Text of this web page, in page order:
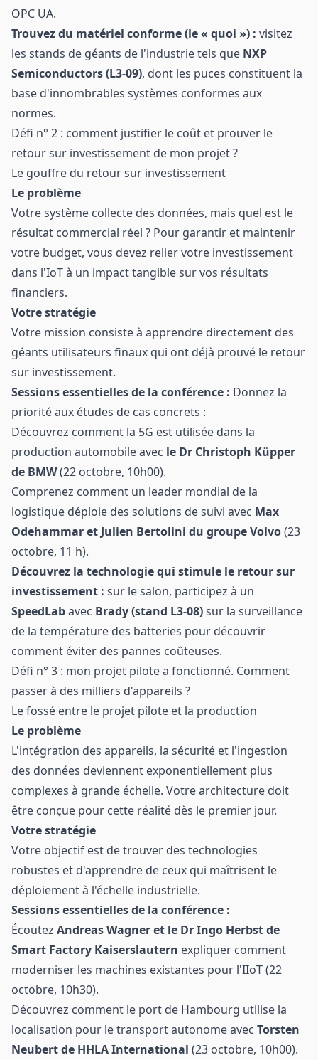
OPC UA.
Trouvez du matériel conforme (le « quoi ») : visitez
les stands de géants de l'industrie tels que NXP
Semiconductors (L3-09), dont les puces constituent la
base d'innombrables systèmes conformes aux
normes.
Défi n° 2 : comment justifier le coût et prouver le
retour sur investissement de mon projet ?
Le gouffre du retour sur investissement
Le problème
Votre système collecte des données, mais quel est le
résultat commercial réel ? Pour garantir et maintenir
votre budget, vous devez relier votre investissement
dans l'IoT à un impact tangible sur vos résultats
financiers.
Votre stratégie
Votre mission consiste à apprendre directement des
géants utilisateurs finaux qui ont déjà prouvé le retour
sur investissement.
Sessions essentielles de la conférence : Donnez la
priorité aux études de cas concrets :
Découvrez comment la 5G est utilisée dans la
production automobile avec le Dr Christoph Küpper
de BMW(22 octobre, 10h00).
Comprenez comment un leader mondial de la
logistique déploie des solutions de suivi avec Max
Odehammar et Julien Bertolini du groupe Volvo(23
octobre, 11 h).
Découvrez la technologie qui stimule le retour sur
investissement : sur le salon, participez à un
SpeedLabavec Brady (stand L3-08)sur la surveillance
de la température des batteries pour découvrir
comment éviter des pannes coûteuses.
Défi n° 3 : mon projet pilote a fonctionné. Comment
passer à des milliers d'appareils ?
Le fossé entre le projet pilote et la production
Le problème
L'intégration des appareils, la sécurité et l'ingestion
des données deviennent exponentiellement plus
complexes à grande échelle. Votre architecture doit
être conçue pour cette réalité dès le premier jour.
Votre stratégie
Votre objectif est de trouver des technologies
robustes et d'apprendre de ceux qui maîtrisent le
déploiement à l'échelle industrielle.
Sessions essentielles de la conférence :
Écoutez Andreas Wagner et le Dr Ingo Herbst de
Smart Factory Kaiserslautern expliquer comment
moderniser les machines existantes pour l'IIoT (22
octobre, 10h30).
Découvrez comment le port de Hambourg utilise la
localisation pour le transport autonome avec Torsten
Neubert de HHLA International (23 octobre, 10h00).